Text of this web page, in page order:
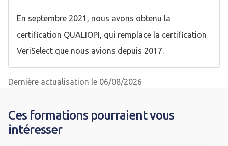
En septembre 2021, nous avons obtenu la
certification QUALIOPI, qui remplace la certification
VeriSelect que nous avions depuis 2017.
Dernière actualisation le 06/08/2026
Ces formations pourraient vous
intéresser